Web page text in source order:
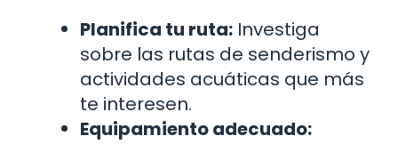
Planifica tu ruta: Investiga
sobre las rutas de senderismo y
actividades acuáticas que más
te interesen.
Equipamiento adecuado: